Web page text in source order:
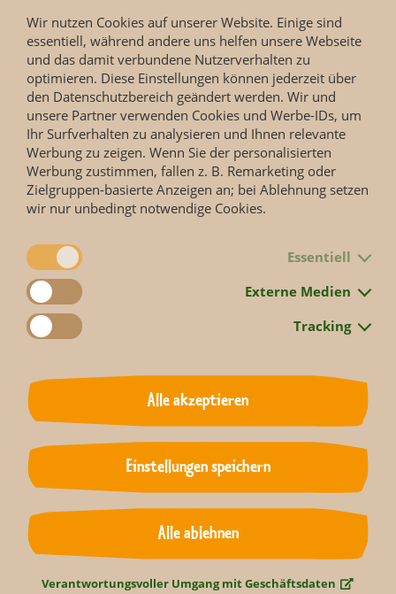
und in der vergangenen Tagen verschlechterte sich sein
Allgemeinbefinden so stark, dass er eingeschläftert wurde,
um ihm Schmerzen und Leiden zu ersparen.
Wildtiere in wissenschaftlich geführten Zoos werden
aufgrund der artgemäßen Haltungsbedingungen, der steten
Verfügbarkeit von Futtter und Wasser und
veterinärmedizinischer Verserogung häufig älter als im
natürlichen Lebensraum, wo Rivalen, Futterknappheit oder
Krankheiten die Lebenserwartung geringer ausfallen lassen.
Neugierig?
Bleiben Sie informiert...
Newsletter abonnieren
Wir nutzen Cookies auf unserer Website. Einige sind
essentiell, während andere uns helfen unsere Webseite
und das damit verbundene Nutzerverhalten zu
optimieren. Diese Einstellungen können jederzeit über
den Datenschutzbereich geändert werden. Wir und
unsere Partner verwenden Cookies und Werbe-IDs, um
Ihr Surfverhalten zu analysieren und Ihnen relevante
Werbung zu zeigen. Wenn Sie der personalisierten
Werbung zustimmen, fallen z. B. Remarketing oder
Zielgruppen-basierte Anzeigen an; bei Ablehnung setzen
wir nur unbedingt notwendige Cookies.
Essentiell
Externe Medien
Tracking
Alle akzeptieren
Einstellungen speichern
Alle ablehnen
Verantwortungsvoller Umgang mit Geschäftsdaten